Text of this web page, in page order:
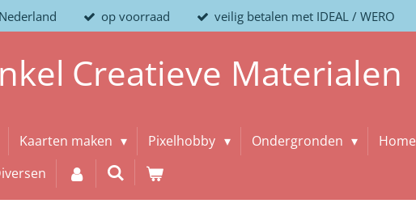
op voorraad veilig betalen met IDEAL / WERO
Creatieve Materialen
Kaarten maken Pixelhobby Ondergronden